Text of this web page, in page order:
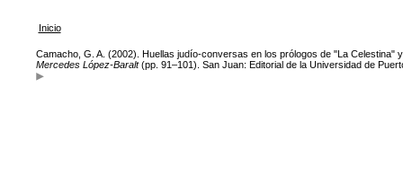
Inicio
Camacho, G. A. (2002). Huellas judío-conversas en los prólogos de "La Celestina"
Mercedes López-Baralt(pp. 91–101). San Juan: Editorial de la Universidad de